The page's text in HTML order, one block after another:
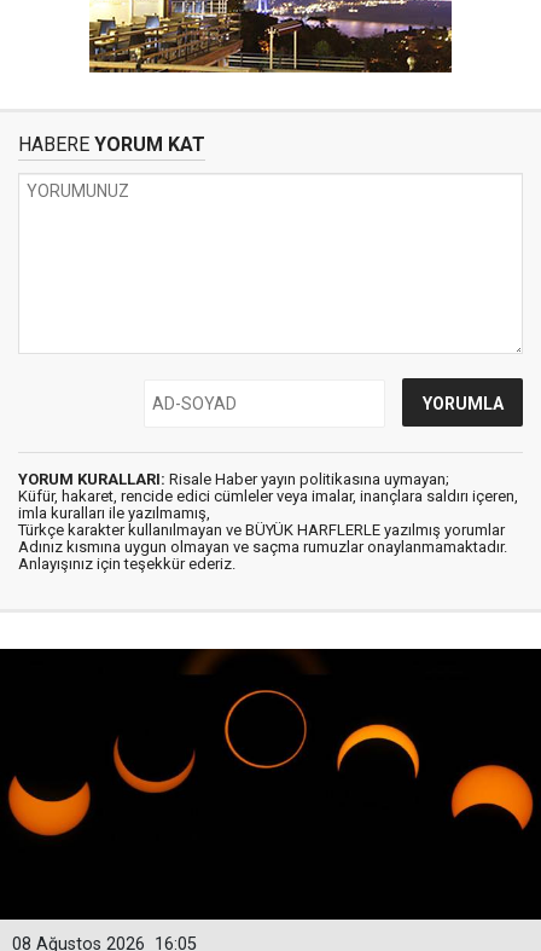
HABERE YORUM KAT
YORUM KURALLARI: Risale Haber yayın politikasına uymayan;
Küfür, hakaret, rencide edici cümleler veya imalar, inançlara saldırı içeren,
imla kuralları ile yazılmamış,
Türkçe karakter kullanılmayan ve BÜYÜK HARFLERLE yazılmış yorumlar
Adınız kısmına uygun olmayan ve saçma rumuzlar onaylanmamaktadır.
Anlayışınız için teşekkür ederiz.
16:05
08 Ağustos 2026